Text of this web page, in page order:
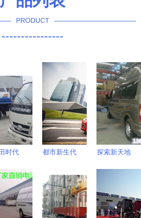
PRODUCT
----------------
时代
高效环
小型洒
车首选
都市新生代
两厢精品致
悦，尽显灵
动风尚
探索新天地
用汽车销
售，开启您